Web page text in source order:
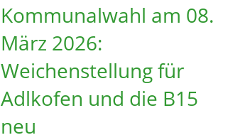
Kommunalwahl am 08.
März 2026:
Weichenstellung für
Adlkofen und die B15
neu